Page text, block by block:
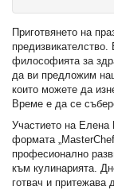
Приготвянето на
философията за
да ви предложим
които можете да
Време е да се
Участието на Елена
формата
професионално
към кулинарията.
готвач и притежава